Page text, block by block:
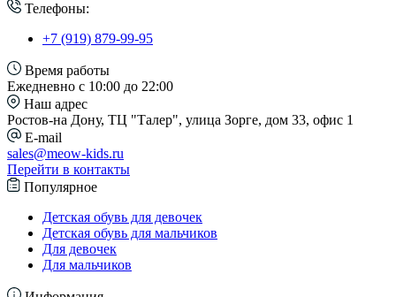
Телефоны:
+7 (919) 879-99-95
Время работы
Ежедневно с 10:00 до 22:00
Наш адрес
Ростов-на Дону, ТЦ "Талер", улица Зорге, дом 33, офис 1
E-mail
sales@meow-kids.ru
Перейти в контакты
Популярное
Детская обувь для девочек
Детская обувь для мальчиков
Для девочек
Для мальчиков